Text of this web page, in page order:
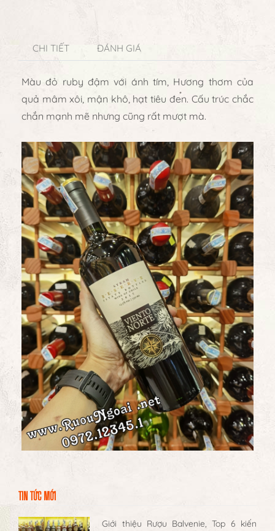
CHI TIẾT ĐÁNH GIÁ
Màu đỏ ruby đậm với ánh tím, Hương thơm của
quả mâm xôi, mận khô, hạt tiêu đen. Cấu trúc chắc
chắn mạnh mẽ nhưng cũng rất mượt mà.
TIN TỨC MỚI
Giới thiệu Rượu Balvenie, Top 6 kiến